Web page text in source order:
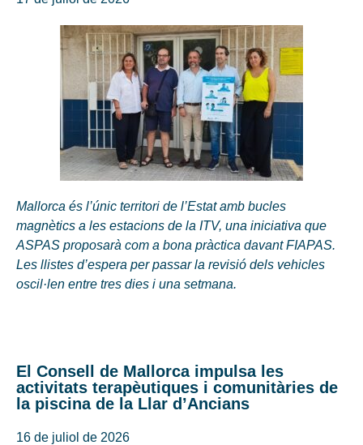
Mallorca és l’únic territori de l’Estat amb bucles
magnètics a les estacions de la ITV, una iniciativa que
ASPAS proposarà com a bona pràctica davant FIAPAS.
Les llistes d’espera per passar la revisió dels vehicles
oscil·len entre tres dies i una setmana.
El Consell de Mallorca impulsa les
activitats terapèutiques i comunitàries de
la piscina de la Llar d’Ancians
16 de juliol de 2026